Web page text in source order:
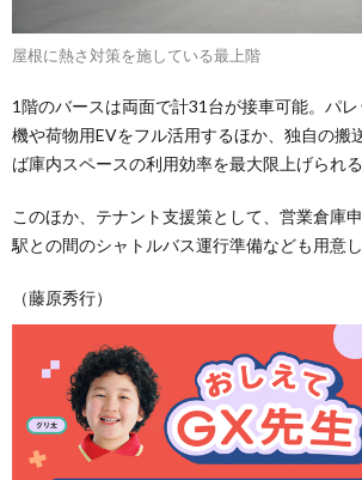
屋根に熱さ対策を施している最上階
1階のバースは両面で計31台が接車可能。パ
機や荷物用EVをフル活用するほか、独自の搬
ば庫内スペースの利用効率を最大限上げられ
このほか、テナント支援策として、営業倉庫
駅との間のシャトルバス運行準備なども用意し
（藤原秀行）